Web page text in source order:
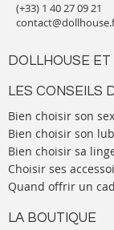
(+33) 1 40 27 09 21
DOLLHOUSE ET
LES CONSEILS
Bien choisir son
Bien choisir son
Bien choisir sa
Choisir ses
Quand offrir un
LA BOUTIQUE